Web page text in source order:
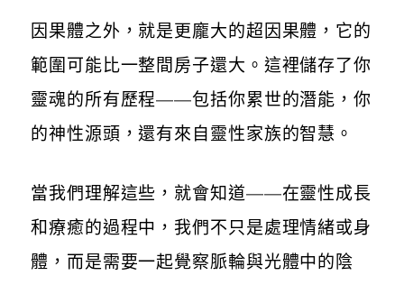
因果體之外，就是更龐大的超因果體，它的
範圍可能比一整間房子還大。這裡儲存了你
靈魂的所有歷程——包括你累世的潛能，你
的神性源頭，還有來自靈性家族的智慧。
當我們理解這些，就會知道——在靈性成長
和療癒的過程中，我們不只是處理情緒或身
體，而是需要一起覺察脈輪與光體中的陰